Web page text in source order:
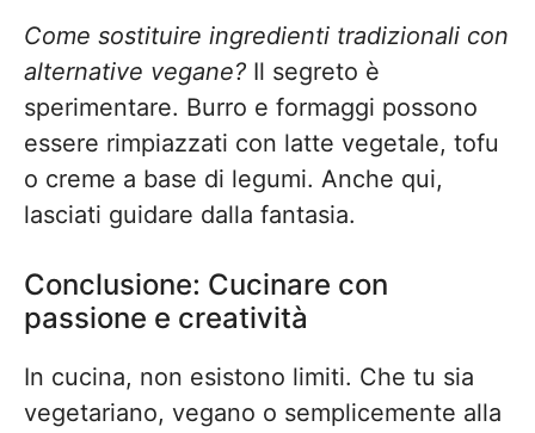
Come sostituire ingredienti tradizionali con
alternative vegane? Il segreto è
sperimentare. Burro e formaggi possono
essere rimpiazzati con latte vegetale, tofu
o creme a base di legumi. Anche qui,
lasciati guidare dalla fantasia.
Conclusione: Cucinare con
passione e creatività
In cucina, non esistono limiti. Che tu sia
vegetariano, vegano o semplicemente alla